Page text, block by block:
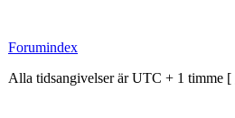
Forumindex
Alla tidsangivelser är UTC + 1 timme [